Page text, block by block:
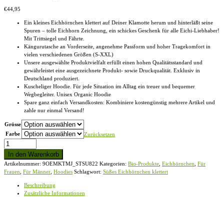
€44,95
Ein kleines Eichhörnchen klettert auf Deiner Klamotte herum und hinterläßt seine
Spuren – tolle Eichhorn Zeichnung, ein schickes Geschenk für alle Eichi-Liebhaber!
Mit Trittsiegel und Fährte.
Kängurutasche an Vorderseite, angenehme Passform und hoher Tragekomfort in
vielen verschiedenen Größen (S-XXL)
Unsere ausgewählte Produktvielfalt erfüllt einen hohen Qualitätsstandard und
gewährleistet eine ausgezeichnete Produkt- sowie Druckqualität. Exklusiv in
Deutschland produziert.
Kuscheliger Hoodie. Für jede Situation im Alltag ein treuer und bequemer
Wegbegleiter. Unisex Organic Hoodie
Spare ganz einfach Versandkosten: Kombiniere kostengünstig mehrere Artikel und
zahle nur einmal Versand!
Grösse
Farbe
Zurücksetzen
kletterndes
Eichhörnchen
mit
Spuren
-
In den Warenkorb
Artikelnummer: 9OEMKTMJ_STSU822 Kategorien: Bio-Produkte Eichhörnchen Für
Frauen Für Männer Hoodies Schlagwort: Süßes Eichhörnchen klettert
Beschreibung
Zusätzliche Informationen